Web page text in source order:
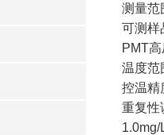
测量范
可测样
PMT
温度
控温
重复性